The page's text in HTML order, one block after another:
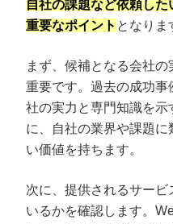
自社の課題など依頼し
重要なポイント となりま
まず、候補となる会社
重要です。過去の成功
社の実力と専門知識を
に、自社の業界や課題
い価値を持ちます。
次に、提供されるサー
いるかを確認します。